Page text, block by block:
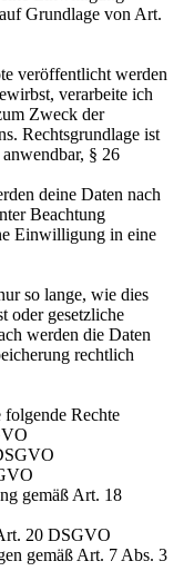
Grundlage von Art.
veröffentlicht werden
verarbeite ich
Zweck der
Rechtsgrundlage ist
§ 26
deine Daten nach
Beachtung
Einwilligung in eine
so lange, wie dies
oder gesetzliche
werden die Daten
rechtlich
Rechte
gemäß Art. 18
20 DSGVO
gemäß Art. 7 Abs. 3